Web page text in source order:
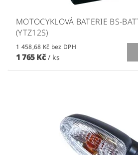
MOTOCYKLOVÁ BATERIE BS-
(YTZ12S)
1 458,68 Kč bez DPH
1 765 Kč / ks